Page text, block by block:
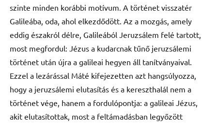
szinte minden korábbi motívum. A történet visszatér
Galileába, oda, ahol elkezdődött. Az a mozgás, amely
eddig északról délre, Galileából Jeruzsálem felé tartott,
most megfordul: Jézus a kudarcnak tűnő jeruzsálemi
történet után újra a galileai hegyen áll tanítványaival.
Ezzel a lezárással Máté kifejezetten azt hangsúlyozza,
hogy a jeruzsálemi elutasítás és a kereszthalál nem a
történet vége, hanem a fordulópontja: a galileai Jézus,
akit elutasítottak, most a feltámadásban legyőzött